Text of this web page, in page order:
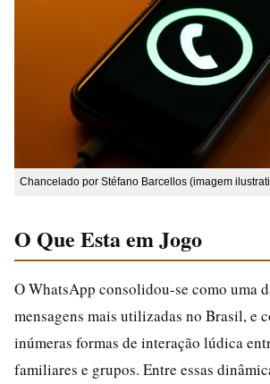
Chancelado por Stéfano Barcellos (imagem
O Que Esta em Jogo
O WhatsApp consolidou-se como uma
mensagens mais utilizadas no Brasil, e
inúmeras formas de interação lúdica
familiares e grupos. Entre essas